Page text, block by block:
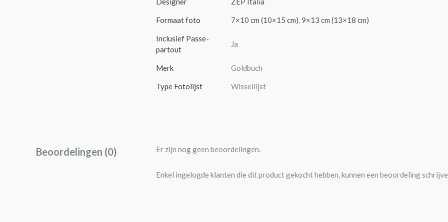
Formaat foto 7×10 cm (10×15 cm),9×13 cm (13×18 cm)
Inclusief Passe-
partout
Ja
Merk Goldbuch
Type Fotolijst Wissellijst
Beoordelingen (0) Er zijn nog geen beoordelingen.
Enkel ingelogde klanten die dit product gekocht hebben, kunnen een beoordeling